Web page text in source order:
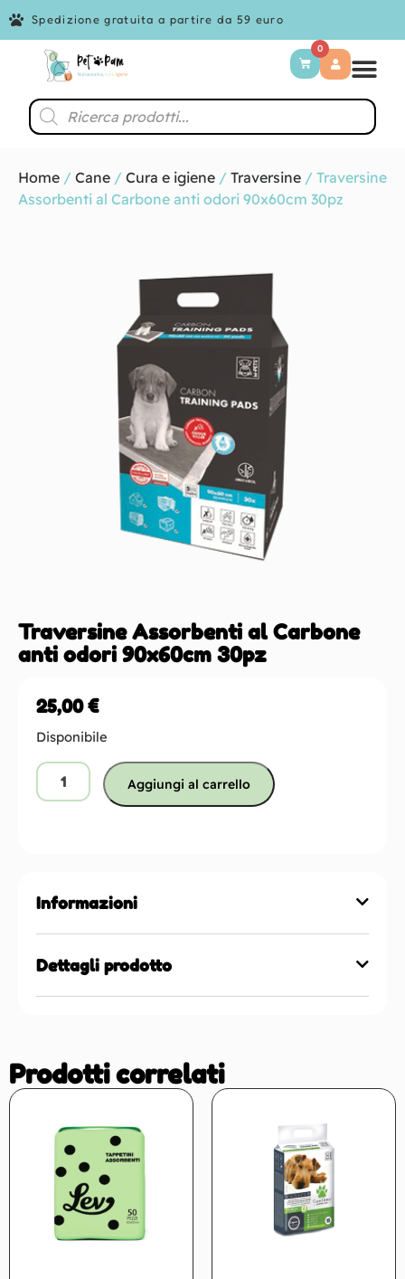
Spedizione gratuita a partire da 59 euro
0
Home / Cane / Cura e igiene / Traversine / Traversine
Assorbenti al Carbone anti odori 90x60cm 30pz
Traversine Assorbenti al Carbone
anti odori 90x60cm 30pz
25,00€
Disponibile
Aggiungi al carrello
Informazioni
Dettagli prodotto
Prodotti correlati